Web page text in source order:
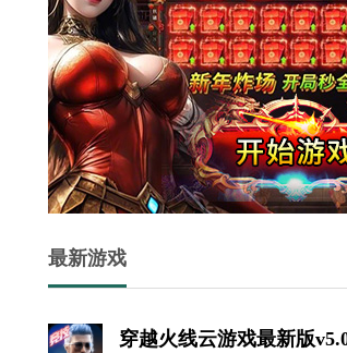
最新游戏
抓抓地牢手机版 v1.0
三角洲行动最新版v1.5
穿越火线云游戏最新版